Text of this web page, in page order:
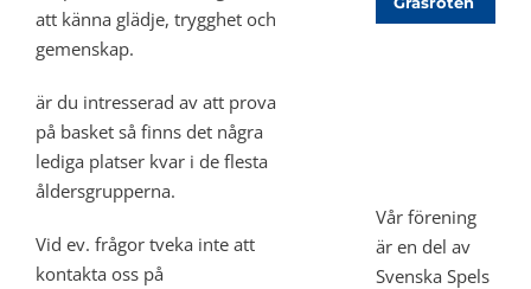
att känna glädje, trygghet och
gemenskap.
är du intresserad av att prova
på basket så finns det några
lediga platser kvar i de flesta
åldersgrupperna.
Vid ev. frågor tveka inte att
kontakta oss på
Vår förening
är en del av
Svenska Spels